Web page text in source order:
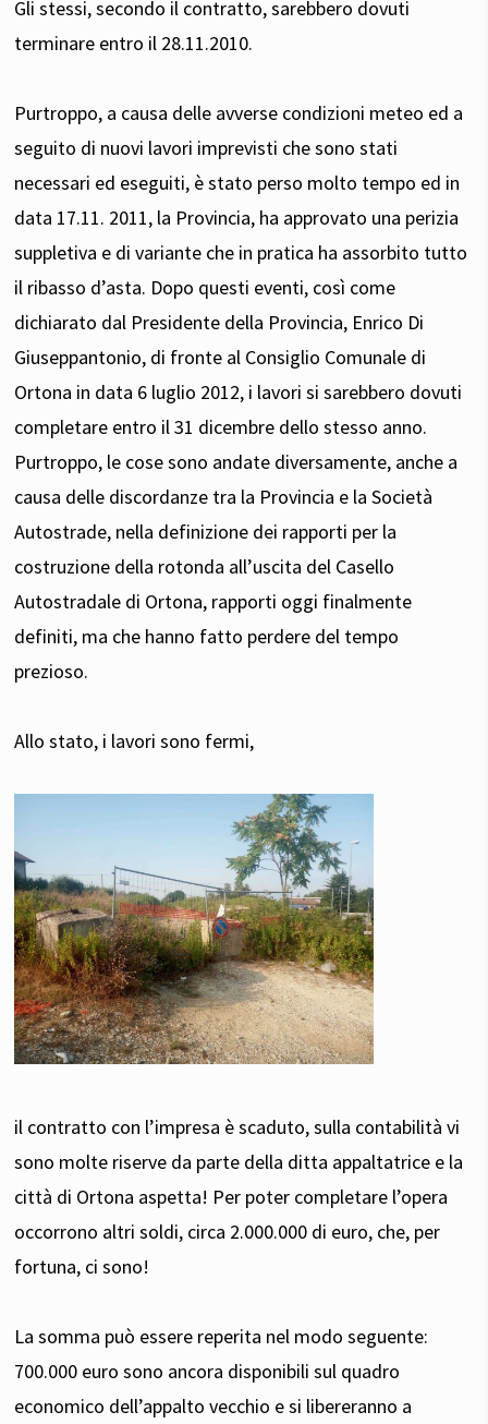
Gli stessi, secondo il contratto, sarebbero dovuti
terminare entro il 28.11.2010.
Purtroppo, a causa delle avverse condizioni meteo ed a
seguito di nuovi lavori imprevisti che sono stati
necessari ed eseguiti, è stato perso molto tempo ed in
data 17.11. 2011, la Provincia, ha approvato una perizia
suppletiva e di variante che in pratica ha assorbito tutto
il ribasso d’asta. Dopo questi eventi, così come
dichiarato dal Presidente della Provincia, Enrico Di
Giuseppantonio, di fronte al Consiglio Comunale di
Ortona in data 6 luglio 2012, i lavori si sarebbero dovuti
completare entro il 31 dicembre dello stesso anno.
Purtroppo, le cose sono andate diversamente, anche a
causa delle discordanze tra la Provincia e la Società
Autostrade, nella definizione dei rapporti per la
costruzione della rotonda all’uscita del Casello
Autostradale di Ortona, rapporti oggi finalmente
definiti, ma che hanno fatto perdere del tempo
prezioso.
Allo stato, i lavori sono fermi,
il contratto con l’impresa è scaduto, sulla contabilità vi
sono molte riserve da parte della ditta appaltatrice e la
città di Ortona aspetta! Per poter completare l’opera
occorrono altri soldi, circa 2.000.000 di euro, che, per
fortuna, ci sono!
La somma può essere reperita nel modo seguente:
700.000 euro sono ancora disponibili sul quadro
economico dell’appalto vecchio e si libereranno a